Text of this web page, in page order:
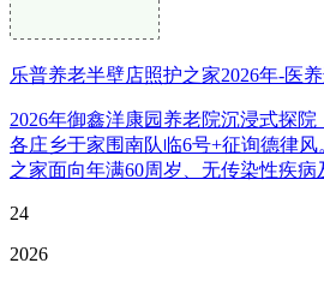
乐普养老半壁店照护之家2026年-医
2026年御鑫洋康园养老院沉浸式探院
各庄乡于家围南队临6号+征询德律
之家面向年满60周岁、无传染性疾病
24
2026